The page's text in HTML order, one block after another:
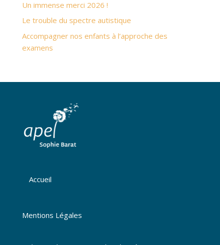
Un immense merci 2026 !
Le trouble du spectre autistique
Accompagner nos enfants à l’approche des
examens
Accueil
Mentions Légales